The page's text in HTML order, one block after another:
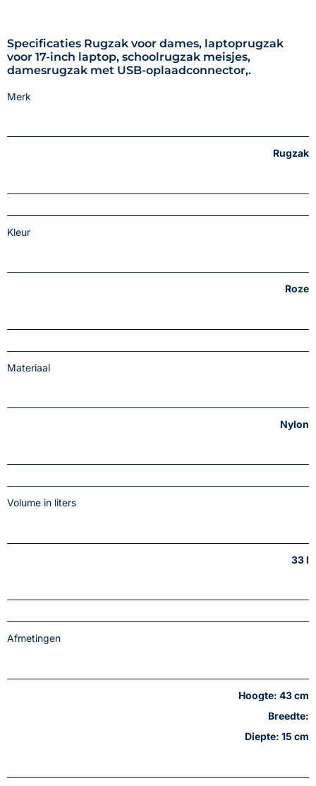
Specificaties Rugzak voor dames, laptoprugzak
voor 17-inch laptop, schoolrugzak meisjes,
damesrugzak met USB-oplaadconnector,.
Merk
Rugzak
Kleur
Roze
Materiaal
Nylon
Volume in liters
33 l
Afmetingen
Hoogte: 43 cm
Breedte:
Diepte: 15 cm